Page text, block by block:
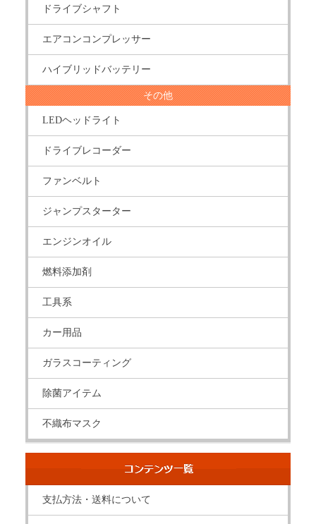
ドライブシャフト
エアコンコンプレッサー
ハイブリッドバッテリー
その他
LEDヘッドライト
ドライブレコーダー
ファンベルト
ジャンプスターター
エンジンオイル
燃料添加剤
工具系
カー用品
ガラスコーティング
除菌アイテム
不織布マスク
支払方法・送料について